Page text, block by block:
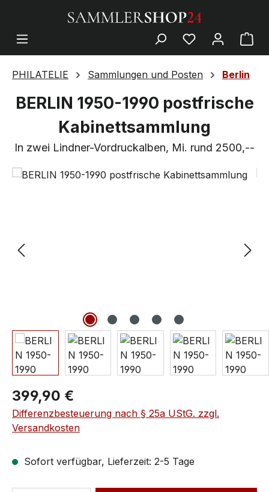
PHILATELIE Sammlungen und Posten Berlin
BERLIN 1950-1990 postfrische
Kabinettsammlung
In zwei Lindner-Vordruckalben, Mi. rund 2500,--
399,90 €
Differenzbesteuerung nach § 25a UStG. zzgl.
Versandkosten
Sofort verfügbar, Lieferzeit: 2-5 Tage